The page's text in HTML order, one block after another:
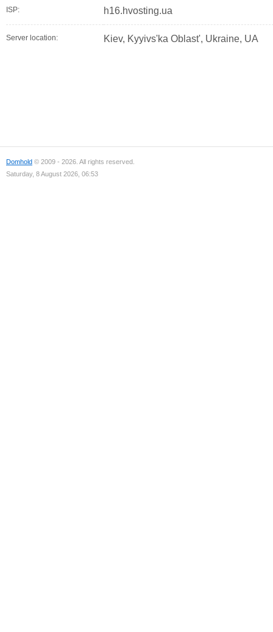
ISP: h16.hvosting.ua
Server location: Kiev, Kyyivs'ka Oblast', Ukraine, UA
Domhold © 2009 - 2026. All rights reserved.
Saturday, 8 August 2026, 06:53